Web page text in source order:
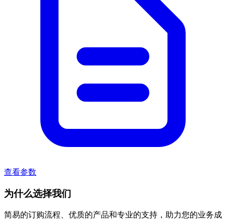
查看参数
为什么选择我们
简易的订购流程、优质的产品和专业的支持，助力您的业务成